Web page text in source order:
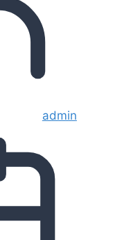
admin